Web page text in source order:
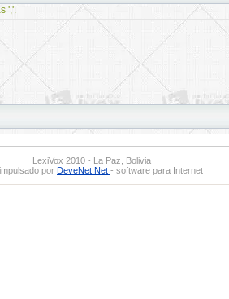
','.
LexiVox 2010 - La Paz, Bolivia
por DeveNet.Net - software para Internet